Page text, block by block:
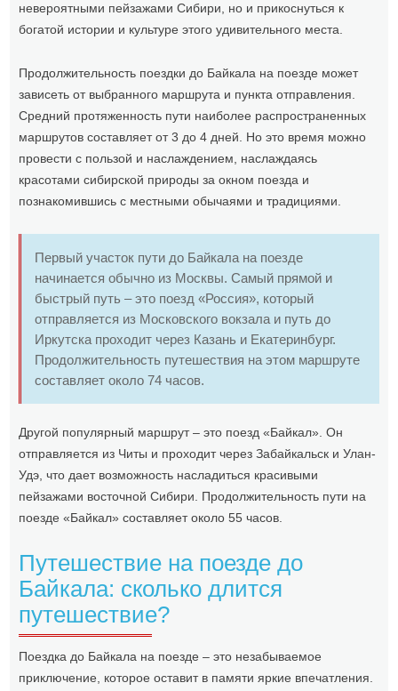
невероятными пейзажами Сибири, но и прикоснуться к
богатой истории и культуре этого удивительного места.
Продолжительность поездки до Байкала на поезде может
зависеть от выбранного маршрута и пункта отправления.
Средний протяженность пути наиболее распространенных
маршрутов составляет от 3 до 4 дней. Но это время можно
провести с пользой и наслаждением, наслаждаясь
красотами сибирской природы за окном поезда и
познакомившись с местными обычаями и традициями.
Первый участок пути до Байкала на поезде
начинается обычно из Москвы. Самый прямой и
быстрый путь – это поезд «Россия», который
отправляется из Московского вокзала и путь до
Иркутска проходит через Казань и Екатеринбург.
Продолжительность путешествия на этом маршруте
составляет около 74 часов.
Другой популярный маршрут – это поезд «Байкал». Он
отправляется из Читы и проходит через Забайкальск и Улан-
Удэ, что дает возможность насладиться красивыми
пейзажами восточной Сибири. Продолжительность пути на
поезде «Байкал» составляет около 55 часов.
Путешествие на поезде до
Байкала: сколько длится
путешествие?
Поездка до Байкала на поезде – это незабываемое
приключение, которое оставит в памяти яркие впечатления.